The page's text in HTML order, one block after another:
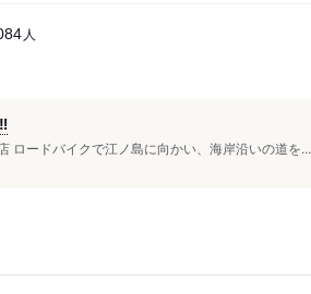
人
ロードバイクで江ノ島に向かい、海岸沿いの道を...